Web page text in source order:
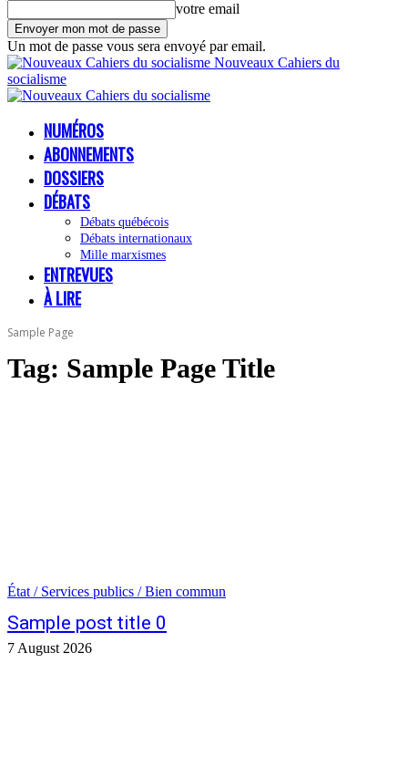
votre email
Un mot de passe vous sera envoyé par email.
Nouveaux Cahiers du
socialisme
NUMÉROS
ABONNEMENTS
DOSSIERS
DÉBATS
Débats québécois
Débats internationaux
Mille marxismes
ENTREVUES
À LIRE
Sample Page
Tag: Sample Page Title
État / Services publics / Bien commun
Sample post title 0
7 August 2026